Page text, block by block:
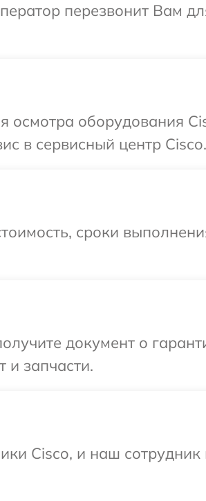
перезвонит Вам
осмотра оборудования
в сервисный центр Cisco.
сроки
документ о
и запчасти.
Cisco, и наш сотрудник